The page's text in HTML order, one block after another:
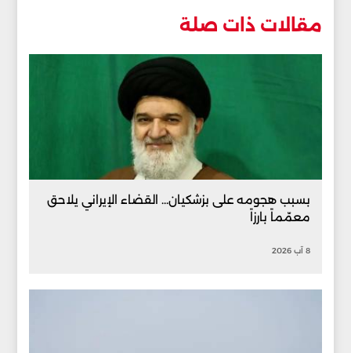
مقالات ذات صلة
بسبب هجومه على بزشكيان... القضاء الإيراني يلاحق
معمّماً بارزاً
8 آب 2026